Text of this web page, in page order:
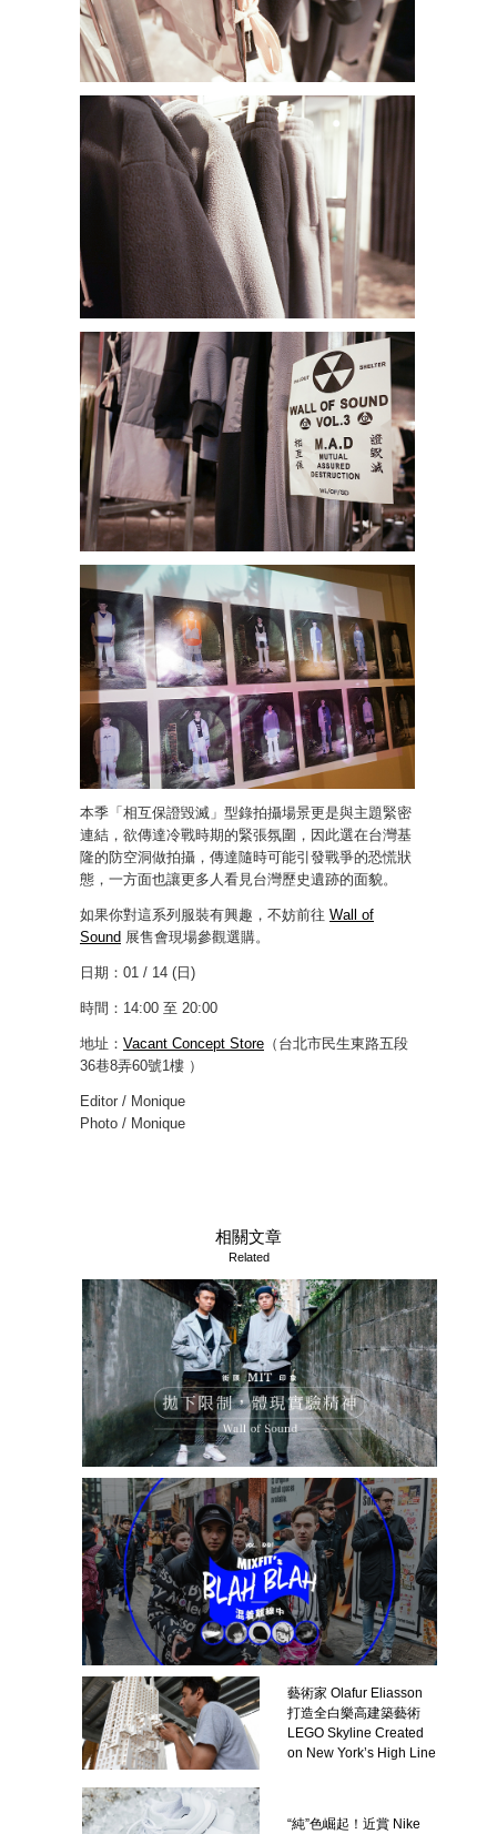
本季「相互保證毀滅」型錄拍攝場景更是與主題緊密
連結，欲傳達冷戰時期的緊張氛圍，因此選在台灣基
隆的防空洞做拍攝，傳達隨時可能引發戰爭的恐慌狀
態，一方面也讓更多人看見台灣歷史遺跡的面貌。
如果你對這系列服裝有興趣，不妨前往 Wall of
Sound 展售會現場參觀選購。
日期：01 / 14 (日)
時間：14:00 至 20:00
地址： Vacant Concept Store （台北市民生東路五段
36巷8弄60號1樓 ）
Editor / Monique
Photo / Monique
相關文章
Related
藝術家 Olafur Eliasson
打造全白樂高建築藝術
LEGO Skyline Created
on New York’s High Line
“純”色崛起！近賞 Nike